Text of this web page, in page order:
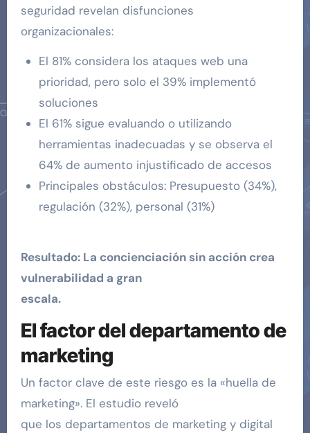
seguridad revelan disfunciones
organizacionales:
El 81% considera los ataques web una
prioridad, pero solo el 39% implementó
soluciones
El 61% sigue evaluando o utilizando
herramientas inadecuadas y se observa el
64% de aumento injustificado de accesos
Principales obstáculos: Presupuesto (34%),
regulación (32%), personal (31%)
Resultado: La concienciación sin acción crea
vulnerabilidad a gran
escala.
El factor del departamento de
marketing
Un factor clave de este riesgo es la «huella de
marketing». El estudio reveló
que los departamentos de marketing y digital